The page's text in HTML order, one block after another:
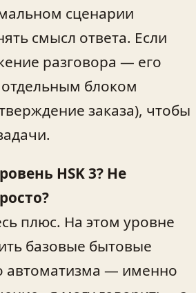
сценарии
смысл ответа. Если
разговора — его
блоком
заказа), чтобы
HSK 3? Не
плюс. На этом уровне
базовые бытовые
автоматизма — именно